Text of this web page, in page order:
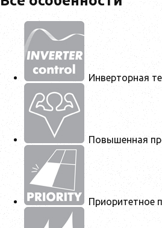
Инверторная
Повышенная
Приоритетное